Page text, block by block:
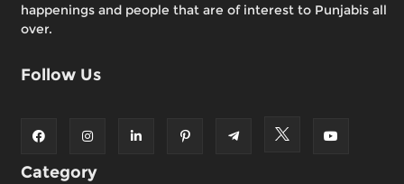
happenings and people that are of interest to Punjabis all
over.
Follow Us
Category